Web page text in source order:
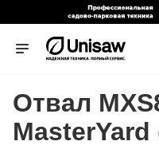
Отвал
MasterYard